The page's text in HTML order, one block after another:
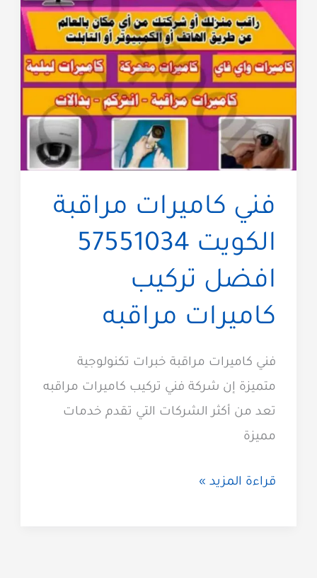
فني كاميرات مراقبة
الكويت 57551034
افضل تركيب
كاميرات مراقبه
فني كاميرات مراقبة خبرات تكنولوجية
متميزة إن شركة فني تركيب كاميرات مراقبه
تعد من أكثر الشركات التي تقدم خدمات
مميزة
فني
قراءة المزيد »